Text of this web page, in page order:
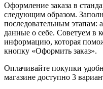
Оформление заказа в
следующим образом.
последовательным этапам:
данные о себе. Советуем в
информацию, которая
кнопку «Оформить заказ».
Оплачивайте покупки
магазине доступно 3